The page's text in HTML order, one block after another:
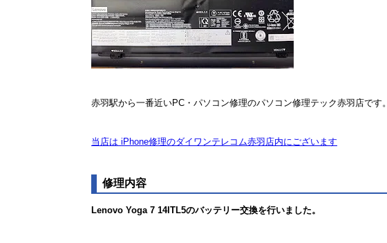
赤羽駅から一番近いPC・パソコン修理のパソコン修理テック赤羽店です。
当店は iPhone修理のダイワンテレコム赤羽店内にございます
修理内容
Lenovo Yoga 7 14ITL5のバッテリー交換を行いました。